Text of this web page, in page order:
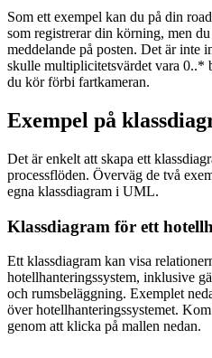
Som ett exempel kan du på din
som registrerar din körning, men
meddelande på posten. Det är inte
skulle multiplicitetsvärdet vara 0..*
du kör förbi fartkameran.
Exempel på
Det är enkelt att skapa ett
processflöden. Överväg de två
egna klassdiagram i UML.
Klassdiagram för ett
Ett klassdiagram kan visa
hotellhanteringssystem, inklusive
och rumsbeläggning. Exemplet
över hotellhanteringssystemet.
genom att klicka på mallen nedan.